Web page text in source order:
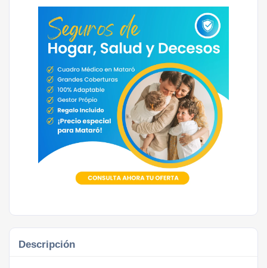
Descripción